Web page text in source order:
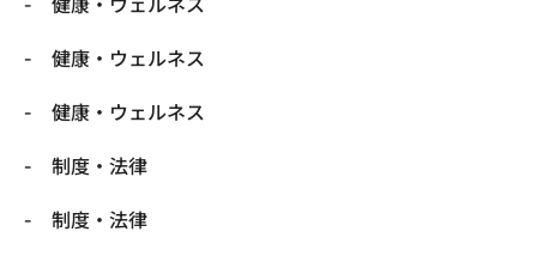
健康・ウェルネス
健康・ウェルネス
制度・法律
制度・法律